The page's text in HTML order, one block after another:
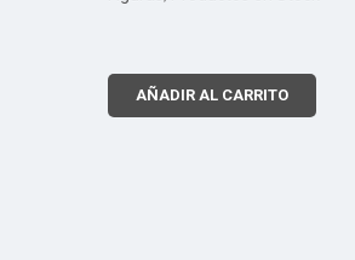
AÑADIR AL CARRITO